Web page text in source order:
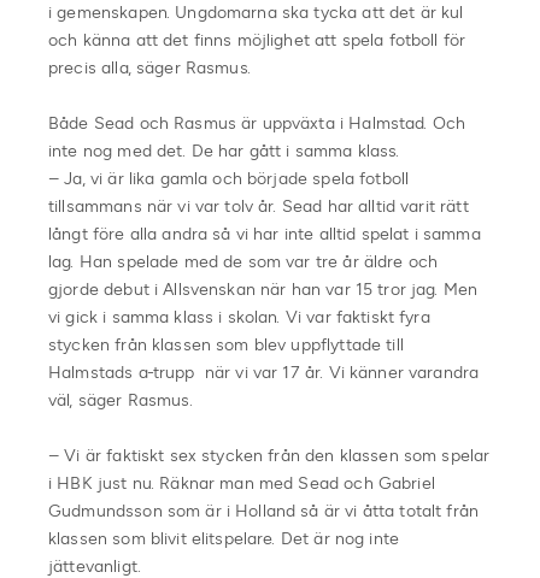
i gemenskapen. Ungdomarna ska tycka att det är kul
och känna att det finns möjlighet att spela fotboll för
precis alla, säger Rasmus.
Både Sead och Rasmus är uppväxta i Halmstad. Och
inte nog med det. De har gått i samma klass.
– Ja, vi är lika gamla och började spela fotboll
tillsammans när vi var tolv år. Sead har alltid varit rätt
långt före alla andra så vi har inte alltid spelat i samma
lag. Han spelade med de som var tre år äldre och
gjorde debut i Allsvenskan när han var 15 tror jag. Men
vi gick i samma klass i skolan. Vi var faktiskt fyra
stycken från klassen som blev uppflyttade till
Halmstads a-trupp när vi var 17 år. Vi känner varandra
väl, säger Rasmus.
– Vi är faktiskt sex stycken från den klassen som spelar
i HBK just nu. Räknar man med Sead och Gabriel
Gudmundsson som är i Holland så är vi åtta totalt från
klassen som blivit elitspelare. Det är nog inte
jättevanligt.